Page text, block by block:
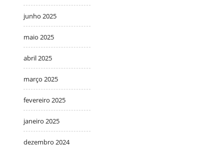
junho 2025
maio 2025
abril 2025
março 2025
fevereiro 2025
janeiro 2025
dezembro 2024